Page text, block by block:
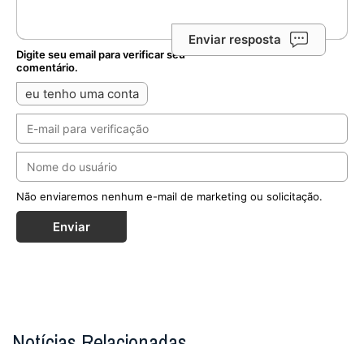
Enviar resposta
Digite seu email para verificar seu
comentário.
eu tenho uma conta
Não enviaremos nenhum e-mail de marketing ou solicitação.
Enviar